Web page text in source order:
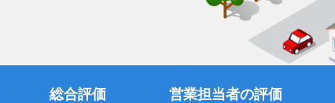
総合評価 営業担当者の評価